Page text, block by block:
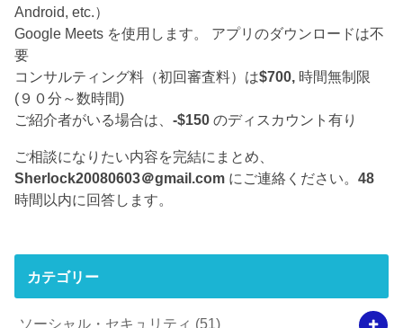
Android, etc.）
Google Meets を使用します。 アプリのダウンロードは不
要
コンサルティング料（初回審査料）は$700, 時間無制限
(９０分～数時間)
ご紹介者がいる場合は、-$150 のディスカウント有り
ご相談になりたい内容を完結にまとめ、
Sherlock20080603＠gmail.com にご連絡ください。48
時間以内に回答します。
カテゴリー
ソーシャル・セキュリティ (51)